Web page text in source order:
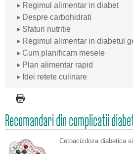
Regimul alimentar in diabet
Despre carbohidrati
Sfaturi nutritie
Regimul alimentar in diabetul
Cum planificam mesele
Plan alimentar rapid
Idei retete culinare
Recomandari din complicatii
Cetoacizdoza diabetica